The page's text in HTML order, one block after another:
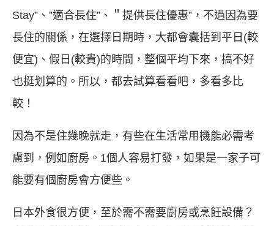
Stay”、”適合長住”、＂提供長住優惠”，不過因為要
長住的關係，在選擇日期時，大都會囊括到平日(較
便宜)、假日(較貴)的時間，整個平均下來，搞不好
也挺划算的。所以，都去試算看看吧，多看多比
較！
因為不是住幾晚就走，有些在生活常用機能必需考
慮到，例如廚房。1個人容易打發，如果是一家子可
能要有個廚房會方便些。
日本外食很方便，至於需不需要廚房或烹飪設備？